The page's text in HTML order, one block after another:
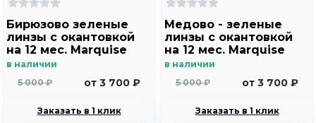
Бирюзово зеленые
линзы c окантовкой
на 12 мес. Marquise
Hollywood green m2
в наличии
5 000 ₽
от 3 700 ₽
Заказать в 1 клик
Медово - зеленые
линзы c окантовкой
на 12 мес. Marquise
Hollywood brown m2
в наличии
5 000 ₽
от 3 700 ₽
Заказать в 1 клик